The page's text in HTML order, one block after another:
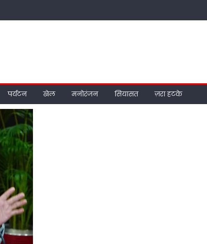
पर्यटन खेल मनोरंजन सियासत ज़रा हटके